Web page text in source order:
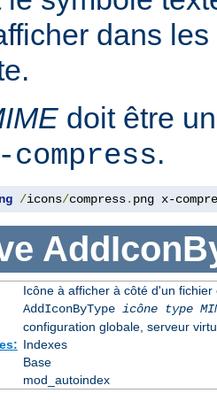
dans
doit être
compress.
/icons/compress. png x-
Icône à afficher à côté d'un
AddIconByType icône
type
configuration globale, serveur
Indexes
Base
mod_autoindex